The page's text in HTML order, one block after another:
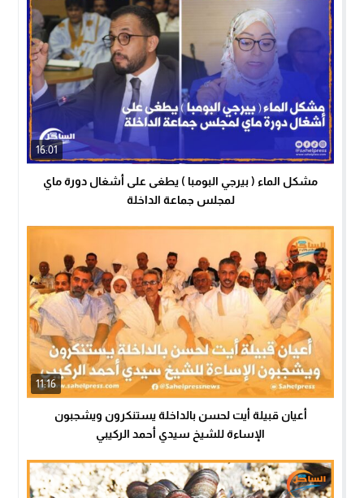
16:01
مشكل الماء ( بيرجي البومبا ) يطغى على أشغال دورة ماي
لمجلس جماعة الداخلة
11:16
أعيان قبيلة أيت لحسن بالداخلة يستنكرون ويشجبون
الإساءة للشيخ سيدي أحمد الركيبي